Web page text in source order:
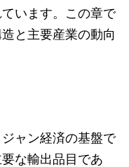
います。この章で
と主要産業の動向
ャン経済の基盤で
な輸出品目であ